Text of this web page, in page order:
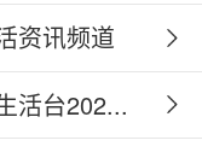
资讯频道
活台202...